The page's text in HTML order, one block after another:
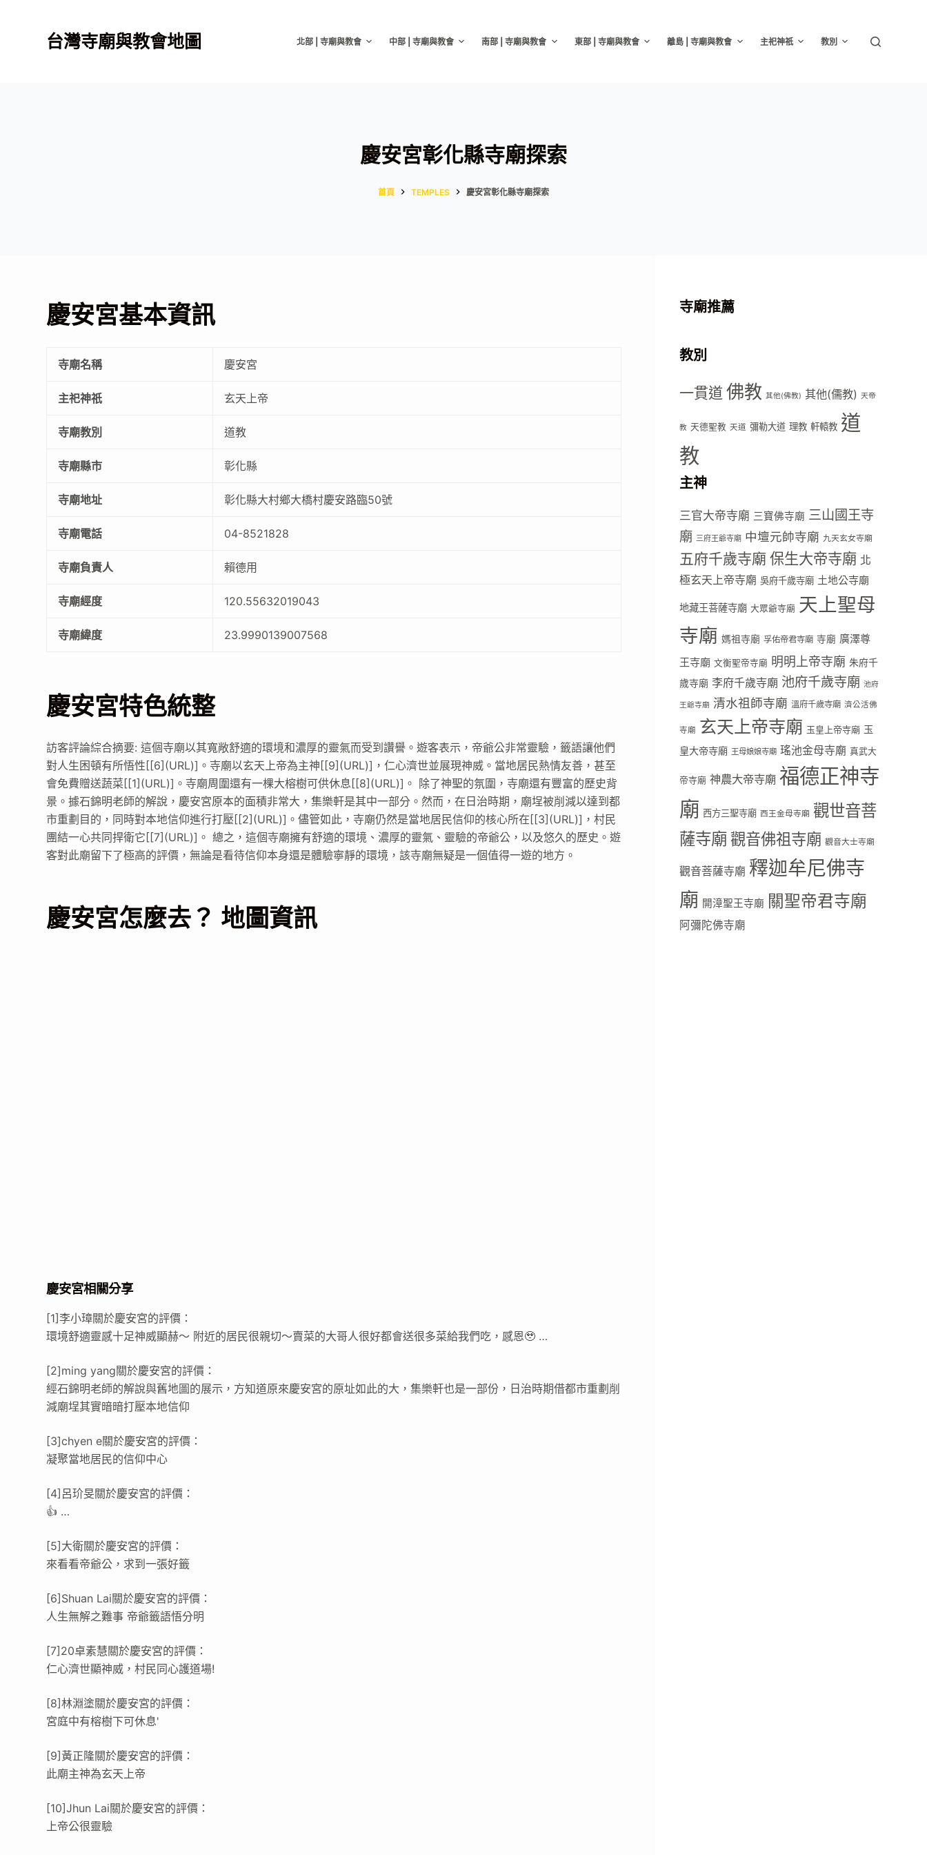
台灣寺廟與教會地圖 北部 | 寺廟與教會 中部 | 寺廟與教會 南部 | 寺廟與教會 東部 | 寺廟與教會 離島 | 寺廟與教會 主祀神祇 教別
慶安宮彰化縣寺廟探索
首頁 TEMPLES 慶安宮彰化縣寺廟探索
慶安宮基本資訊
寺廟名稱 慶安宮
主祀神祇 玄天上帝
寺廟教別 道教
寺廟縣市 彰化縣
寺廟地址 彰化縣大村鄉大橋村慶安路臨50號
寺廟電話 04-8521828
寺廟負責人 賴德用
寺廟經度 120.55632019043
寺廟緯度 23.9990139007568
慶安宮特色統整
訪客評論綜合摘要: 這個寺廟以其寬敞舒適的環境和濃厚的靈氣而受到讚譽。遊客表示，帝爺公非常靈驗，籤語讓他們
對人生困頓有所悟性[[6](URL)]。寺廟以玄天上帝為主神[[9](URL)]，仁心濟世並展現神威。當地居民熱情友善，甚至
會免費贈送蔬菜[[1](URL)]。寺廟周圍還有一棵大榕樹可供休息[[8](URL)]。 除了神聖的氛圍，寺廟還有豐富的歷史背
景。據石錦明老師的解說，慶安宮原本的面積非常大，集樂軒是其中一部分。然而，在日治時期，廟埕被削減以達到都
市重劃目的，同時對本地信仰進行打壓[[2](URL)]。儘管如此，寺廟仍然是當地居民信仰的核心所在[[3](URL)]，村民
團結一心共同捍衛它[[7](URL)]。 總之，這個寺廟擁有舒適的環境、濃厚的靈氣、靈驗的帝爺公，以及悠久的歷史。遊
客對此廟留下了極高的評價，無論是看待信仰本身還是體驗寧靜的環境，該寺廟無疑是一個值得一遊的地方。
慶安宮怎麼去？ 地圖資訊
慶安宮相關分享
[1]李小璋關於慶安宮的評價：
環境舒適靈感十足神威顯赫～ 附近的居民很親切～賣菜的大哥人很好都會送很多菜給我們吃，感恩🥹 …
[2]ming yang關於慶安宮的評價：
經石錦明老師的解說與舊地圖的展示，方知道原來慶安宮的原址如此的大，集樂軒也是一部份，日治時期借都市重劃削
減廟埕其實暗暗打壓本地信仰
[3]chyen e關於慶安宮的評價：
凝聚當地居民的信仰中心
[4]呂玠旻關於慶安宮的評價：
👍 …
[5]大衛關於慶安宮的評價：
來看看帝爺公，求到一張好籤
[6]Shuan Lai關於慶安宮的評價：
人生無解之難事 帝爺籤語悟分明
[7]20卓素慧關於慶安宮的評價：
仁心濟世顯神威，村民同心護道場!
[8]林淵塗關於慶安宮的評價：
宮庭中有榕樹下可休息'
[9]黃正隆關於慶安宮的評價：
此廟主神為玄天上帝
[10]Jhun Lai關於慶安宮的評價：
上帝公很靈驗
寺廟推薦
教別
一貫道 佛教 其他(佛教) 其他(儒教) 天帝
教 天德聖教 天道 彌勒大道 理教 軒轅教 道
教
主神
三官大帝寺廟 三寶佛寺廟 三山國王寺
廟 三府王爺寺廟 中壇元帥寺廟 九天玄女寺廟
五府千歲寺廟 保生大帝寺廟 北
極玄天上帝寺廟 吳府千歲寺廟 土地公寺廟
地藏王菩薩寺廟 大眾爺寺廟 天上聖母
寺廟 媽祖寺廟 孚佑帝君寺廟 寺廟 廣澤尊
王寺廟 文衡聖帝寺廟 明明上帝寺廟 朱府千
歲寺廟 李府千歲寺廟 池府千歲寺廟 池府
王爺寺廟 清水祖師寺廟 溫府千歲寺廟 濟公活佛
寺廟 玄天上帝寺廟 玉皇上帝寺廟 玉
皇大帝寺廟 王母娘娘寺廟 瑤池金母寺廟 真武大
帝寺廟 神農大帝寺廟 福德正神寺
廟 西方三聖寺廟 西王金母寺廟 觀世音菩
薩寺廟觀音佛祖寺廟 觀音大士寺廟
觀音菩薩寺廟 釋迦牟尼佛寺
廟 開漳聖王寺廟 關聖帝君寺廟
阿彌陀佛寺廟